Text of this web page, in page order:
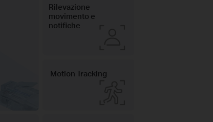
Rilevazione
movimento e
notifiche
Motion Tracking